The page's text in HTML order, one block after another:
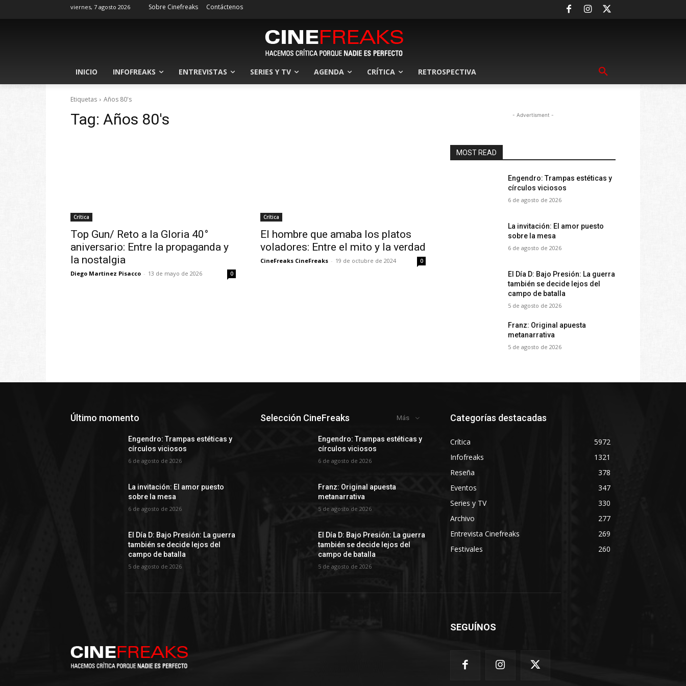
viernes, 7 agosto 2026 Sobre Cinefreaks Contáctenos
INICIO INFOFREAKS ENTREVISTAS SERIES Y TV AGENDA CRÍTICA RETROSPECTIVA
Etiquetas Años 80's
Tag: Años 80's
Crítica
Top Gun/ Reto a la Gloria 40°
aniversario: Entre la propaganda y
la nostalgia
Diego Martinez Pisacco - 13 de mayo de 2026 0
Crítica
El hombre que amaba los platos
voladores: Entre el mito y la verdad
CineFreaks CineFreaks - 19 de octubre de 2024 0
- Advertisment -
MOST READ
Engendro: Trampas estéticas y
círculos viciosos
6 de agosto de 2026
La invitación: El amor puesto
sobre la mesa
6 de agosto de 2026
El Día D: Bajo Presión: La guerra
también se decide lejos del
campo de batalla
5 de agosto de 2026
Franz: Original apuesta
metanarrativa
5 de agosto de 2026
Último momento
Engendro: Trampas estéticas y
círculos viciosos
6 de agosto de 2026
La invitación: El amor puesto
sobre la mesa
6 de agosto de 2026
El Día D: Bajo Presión: La guerra
también se decide lejos del
campo de batalla
5 de agosto de 2026
Selección CineFreaks Más
Engendro: Trampas estéticas y
círculos viciosos
6 de agosto de 2026
Franz: Original apuesta
metanarrativa
5 de agosto de 2026
El Día D: Bajo Presión: La guerra
también se decide lejos del
campo de batalla
5 de agosto de 2026
Categorías destacadas
Crítica
5972
Infofreaks
1321
Reseña
378
Eventos
347
Series y TV
330
Archivo
277
Entrevista Cinefreaks
269
Festivales
260
SEGUÍNOS